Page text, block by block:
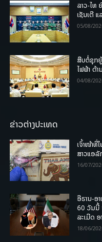
ລາວ-ໄທ
ເຊັນເຕີ ແ
05/08/
ສືບຕໍ່ຊຸກຍູ້
ໄຟຟ້າ ດ້າ
04/08/
ຂ່າວຕ່າງປະເທດ
ເຈົ້າໜ້າ
ສາວແອລັ
16/07/
ອີຣານ-ອ
60 ວັນນີ້
ລະເມີດ
18/06/